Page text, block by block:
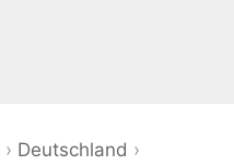
› Deutschland ›